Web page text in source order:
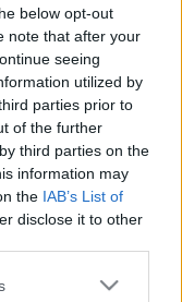
below opt-out
note that after your
seeing
utilized by
parties prior to
of the further
third parties on the
information may
the IAB’s List of
disclose it to other
RSS Facebook